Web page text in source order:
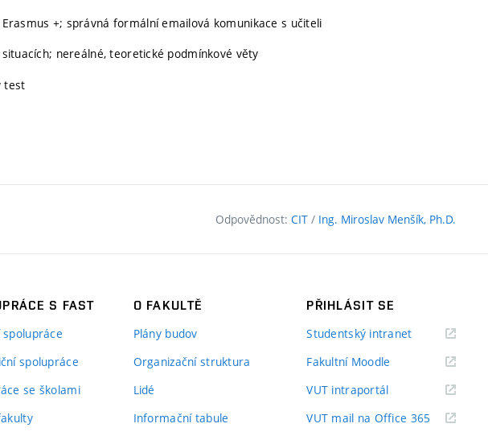
+; správná formální emailová komunikace s učiteli
nereálné, teoretické podmínkové věty
test
Odpovědnost: CIT / Ing. Miroslav Menšík, Ph.D.
S FAST
spolupráce
spolupráce
se školami
O FAKULTĚ
Plány budov
Organizační struktura
Lidé
Informační tabule
PŘIHLÁSIT SE
Studentský intranet(externí
Fakultní Moodle
VUT intraportál(externí
VUT mail na Office 365 (externí